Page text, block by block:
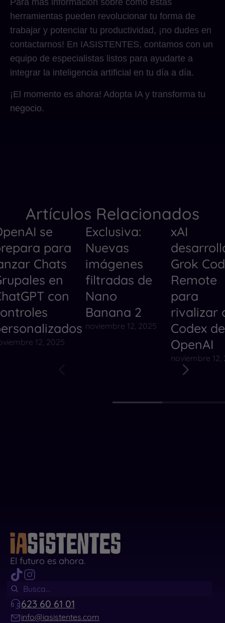
Para más información sobre cómo estas
herramientas pueden revolucionar tu forma de
trabajar y potenciar tu productividad, ¡no dudes en
contactarnos! En IASISTENTES, contamos con un
equipo de especialistas listos para ayudarte a
integrar la inteligencia artificial en tu día a día.
¡El momento es ahora! Adopta IA y transforma tu
negocio.
Artículos Relacionados
Herramientas de IA
Noticias
se
para
Chats
en
con
12, 2025
Noticias
Exclusiva:
Nuevas
imágenes
filtradas de
Nano
Banana 2
noviembre 12, 2025
Noticias
xAI
Grok
Remote
para
rivalizar
Codex de
OpenAI
noviembre 12,
El futuro es ahora.
623 60 61 01
info@iasistentes.com